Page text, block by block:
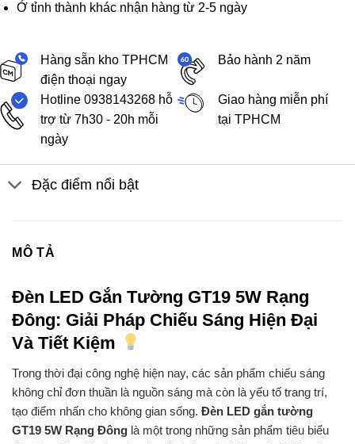
Ở tỉnh thành khác nhận hàng từ 2-5 ngày
Hàng sẵn kho TPHCM
điện thoại ngay
Bảo hành 2 năm
Hotline 0938143268 hỗ
trợ từ 7h30 - 20h mỗi
ngày
Giao hàng miễn phí
tại TPHCM
Đặc điểm nổi bật
MÔ TẢ
Đèn LED Gắn Tường GT19 5W Rạng
Đông: Giải Pháp Chiếu Sáng Hiện Đại
Và Tiết Kiệm
Trong thời đại công nghệ hiện nay, các sản phẩm chiếu sáng
không chỉ đơn thuần là nguồn sáng mà còn là yếu tố trang trí,
tạo điểm nhấn cho không gian sống. Đèn LED gắn tường
GT19 5W Rạng Đông là một trong những sản phẩm tiêu biểu